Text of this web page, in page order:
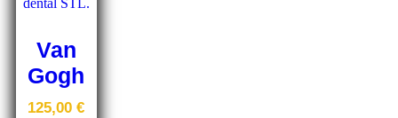
Van
Gogh
125,00€